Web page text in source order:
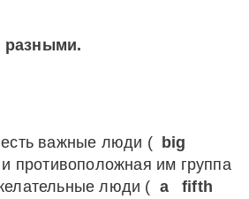
разными.
важные люди (
big
и противоположная им группа
люди ( a
fifth